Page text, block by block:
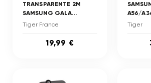
TRANSPARENTE 2M
SAMSUNG GALA...
Tiger France
19,99 €
A56/
Tiger